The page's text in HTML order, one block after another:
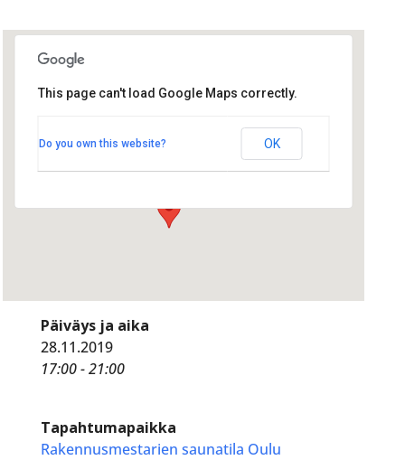
Rakennusmestarien saunatila
ISOKATU 13 - Oulu
This page can't load Google Maps correctly.
Do you own this website? OK
Päiväys ja aika
28.11.2019
17:00 - 21:00
Tapahtumapaikka
Rakennusmestarien saunatila Oulu